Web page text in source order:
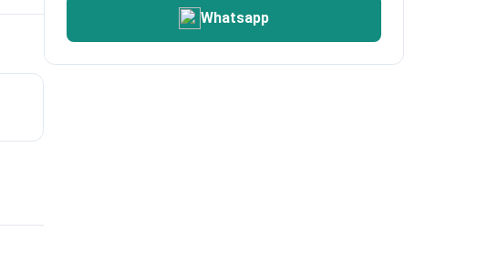
Whatsapp